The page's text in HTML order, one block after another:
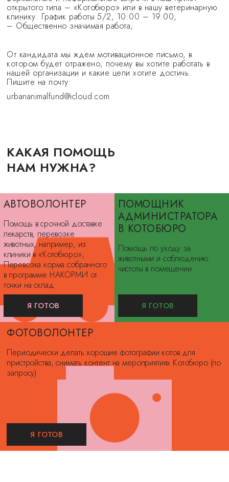
открытого типа – «Котобюро» или в нашу ветеринарную
клинику. График работы 5/2, 10:00 – 19.00;
– Общественно значимая работа;
От кандидата мы ждем мотивационное письмо, в
котором будет отражено, почему вы хотите работать в
нашей организации и какие цели хотите достичь.
Пишите на почту:
urbananimalfund@icloud.com
КАКАЯ ПОМОЩЬ
НАМ НУЖНА?
АВТОВОЛОНТЕР
Помощь в срочной доставке
лекарств, перевозке
животных, например, из
клиники в «Котобюро»;
Перевозка корма собранного
в программе НАКОРМИ от
точки на склад
Я ГОТОВ
ПОМОЩНИК
АДМИНИСТРАТОРА
В КОТОБЮРО
Помощь по уходу за
животными и соблюдению
чистоты в помещении
Я ГОТОВ
ФОТОВОЛОНТЕР
Периодически делать хорошие фотографии котов для
пристройства, снимать контент на мероприятиях Котобюро (по
запросу)
Я ГОТОВ